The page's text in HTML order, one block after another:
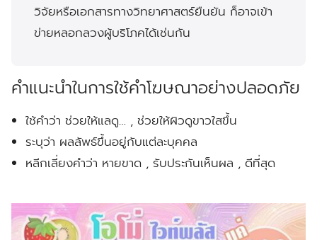
วิจัยหรือเอกสารทางวิทยาศาสตร์ยืนยัน ก็อาจเข้า
ข่ายหลอกลวงผู้บริโภคได้เช่นกัน
คำแนะนำในการใช้คำโฆษณาอย่างปลอดภัย
ใช้คำว่าช่วยให้แลดู… , ช่วยให้ผิวดูขาวใสขึ้น
ระบุว่า ผลลัพธ์ขึ้นอยู่กับแต่ละบุคคล
หลีกเลี่ยงคำว่า หายขาด , รับประกันเห็นผล ,ดีที่สุด